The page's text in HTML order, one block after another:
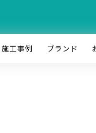
施⼯事例 ブランド